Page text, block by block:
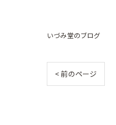
いづみ堂のブログ
< 前のページ